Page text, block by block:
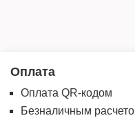
Оплата
Оплата QR-кодом
Безналичным